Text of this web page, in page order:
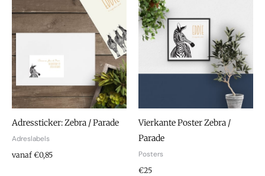
Adressticker: Zebra / Parade
Adreslabels
vanaf €0,85
Vierkante Poster Zebra /
Parade
Posters
€25